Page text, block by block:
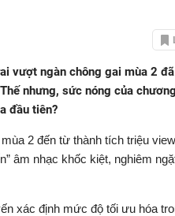
vượt ngàn chông gai mùa 2
nhưng, sức nóng của
đầu tiên?
2 đến từ thành tích triệu
âm nhạc khốc kiệt, nghiêm
xác định mức độ tối ưu hóa